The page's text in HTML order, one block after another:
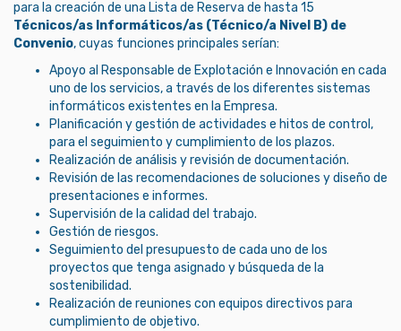
para la creación de una Lista de Reserva de hasta 15
Técnicos/as Informáticos/as (Técnico/a Nivel B) de
Convenio, cuyas funciones principales serían:
Apoyo al Responsable de Explotación e Innovación en cada
uno de los servicios, a través de los diferentes sistemas
informáticos existentes en la Empresa.
Planificación y gestión de actividades e hitos de control,
para el seguimiento y cumplimiento de los plazos.
Realización de análisis y revisión de documentación.
Revisión de las recomendaciones de soluciones y diseño de
presentaciones e informes.
Supervisión de la calidad del trabajo.
Gestión de riesgos.
Seguimiento del presupuesto de cada uno de los
proyectos que tenga asignado y búsqueda de la
sostenibilidad.
Realización de reuniones con equipos directivos para
cumplimiento de objetivo.